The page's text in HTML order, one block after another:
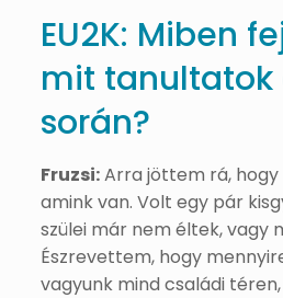
EU2K: Miben
mit tanultatok
során?
Fruzsi:Arra jöttem rá, hogy
amink van. Volt egy pár
szülei már nem éltek, vagy
Észrevettem, hogy
vagyunk mind családi